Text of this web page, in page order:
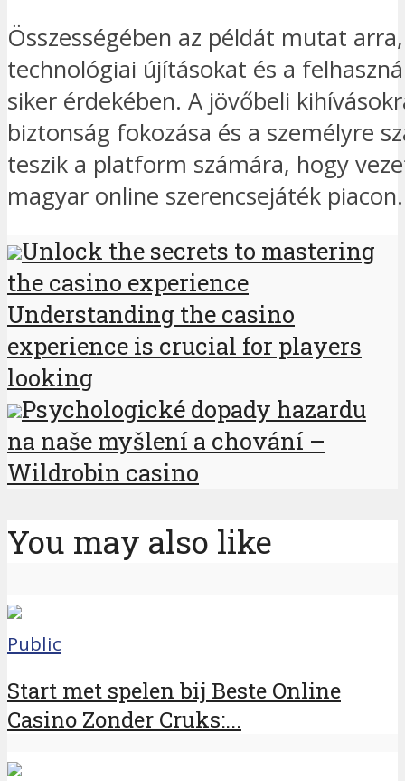
Összességében az példát mutat
technológiai újításokat és a
siker érdekében. A jövőbeli
biztonság fokozása és a személyre
teszik a platform számára, hogy
magyar online szerencsejáték piacon.
Unlock the secrets to mastering
the casino experience
Understanding the casino
experience is crucial for players
looking
Psychologické dopady hazardu
na naše myšlení a chování –
Wildrobin casino
You may also like
Public
Start met spelen bij Beste Online
Casino Zonder Cruks:...